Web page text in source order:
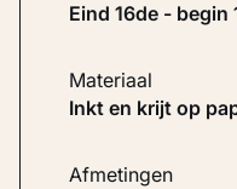
eind 16de - begin
Materiaal
Inkt en krijt op
Afmetingen